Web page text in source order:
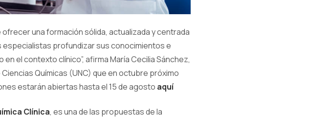
una formación sólida, actualizada y centrada
especialistas profundizar sus conocimientos e
el contexto clínico”, afirma María Cecilia Sánchez,
Químicas (UNC) que en octubre próximo
estarán abiertas hasta el 15 de agosto aquí
Clínica, es una de las propuestas de la